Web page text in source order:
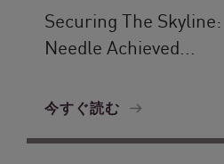
Securing The
Needle Achieved...
今すぐ読む